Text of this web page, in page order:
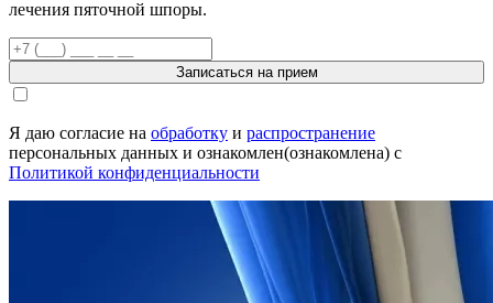
лечения пяточной шпоры.
Записаться на прием
Я даю согласие на обработку и распространение
персональных данных и ознакомлен(ознакомлена) с
Политикой конфиденциальности